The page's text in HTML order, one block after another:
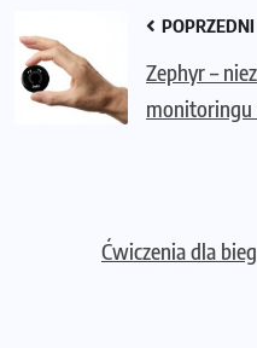
POPRZEDNI
Zephyr –
Ćwiczenia dla